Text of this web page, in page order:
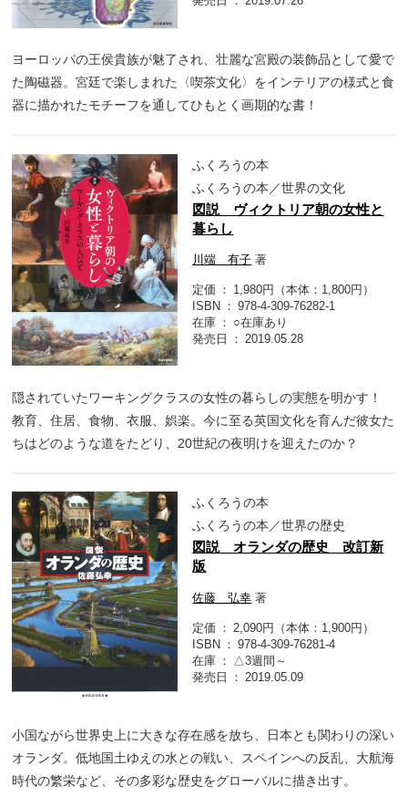
ヨーロッパの王侯貴族が魅了され、壮麗な宮殿の装飾品として愛で
た陶磁器。宮廷で楽しまれた〈喫茶文化〉をインテリアの様式と食
器に描かれたモチーフを通してひもとく画期的な書！
ふくろうの本
ふくろうの本／世界の文化
図説 ヴィクトリア朝の女性と
暮らし
川端 有子 著
定価
1,980円（本体：1,800円）
ISBN
978-4-309-76282-1
在庫
○在庫あり
発売日
2019.05.28
隠されていたワーキングクラスの女性の暮らしの実態を明かす！
教育、住居、食物、衣服、娯楽。今に至る英国文化を育んだ彼女た
ちはどのような道をたどり、20世紀の夜明けを迎えたのか？
ふくろうの本
ふくろうの本／世界の歴史
図説 オランダの歴史 改訂新
版
佐藤 弘幸 著
定価
2,090円（本体：1,900円）
ISBN
978-4-309-76281-4
在庫
△3週間～
発売日
2019.05.09
小国ながら世界史上に大きな存在感を放ち、日本とも関わりの深い
オランダ。低地国土ゆえの水との戦い、スペインへの反乱、大航海
時代の繁栄など、その多彩な歴史をグローバルに描き出す。